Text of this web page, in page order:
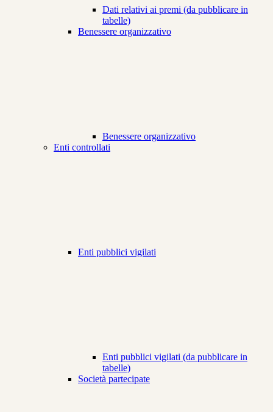
Dati relativi ai premi (da pubblicare in
tabelle)
Benessere organizzativo
Benessere organizzativo
Enti controllati
Enti pubblici vigilati
Enti pubblici vigilati (da pubblicare in
tabelle)
Società partecipate